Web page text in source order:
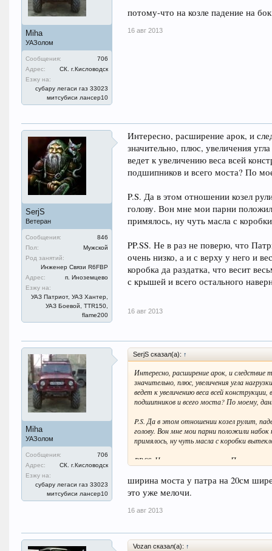
Miha
УАЗолом
Сообщения:
706
Адрес:
СК. г.Кисловодск
Езжу на:
субару легаси газ 33023
митсубиси лансер10
потому-что на козле падение на
16 авг 2013
SerjS
Ветеран
Сообщения:
846
Пол:
Мужской
Род занятий:
Инженер Связи R6FBP
Адрес:
п. Иноземцево
Езжу на:
УАЗ Патриот, УАЗ Хантер,
УАЗ Боевой, TTR150,
flame200
Интересно, расширение арок, и
значительно, плюс, увеличения
ведет к увеличению веса всей
подшипников и всего моста? По
P.S. Да в этом отношении козел
голову. Вон мне мои парни
примялось, ну чуть масла с
PP.SS. Не в раз не поверю, что
очень низко, а и с верху у него и
коробка да раздатка, что весит
с крышей и всего остального
16 авг 2013
Miha
УАЗолом
Сообщения:
706
Адрес:
СК. г.Кисловодск
Езжу на:
субару легаси газ 33023
митсубиси лансер10
SerjS сказал(а): ↑
Интересно, расширение арок, и
значительно, плюс, увеличения угла
ведет к увеличению веса всей
подшипников и всего моста? По моему,
P.S. Да в этом отношении козел рулит,
голову. Вон мне мои парни положили
примялось, ну чуть масла с коробки
PP.SS. Не в раз не поверю, что Патриот
мотор коробка да раздатка, что весит
ширина моста у патра на 20см
это уже мелочи.
16 авг 2013
Vozan сказал(а): ↑